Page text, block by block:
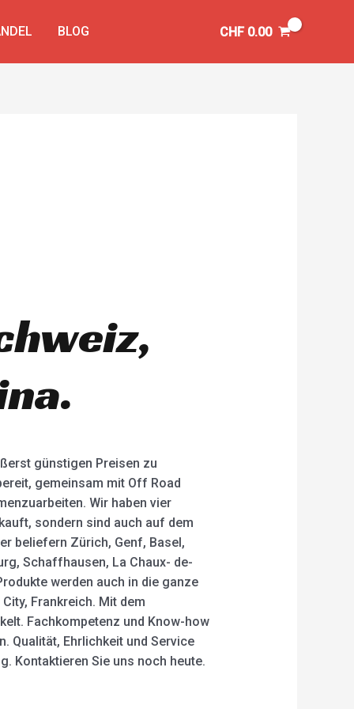
BLOG CHF0.00
günstigen Preisen zu
gemeinsam mit Off Road
Wir haben vier
sondern sind auch auf dem
beliefern Zürich, Genf, Basel,
Schaffhausen, La Chaux- de-
werden auch in die ganze
Frankreich. Mit dem
Fachkompetenz und Know-how
Qualität, Ehrlichkeit und Service
Kontaktieren Sie uns noch heute.